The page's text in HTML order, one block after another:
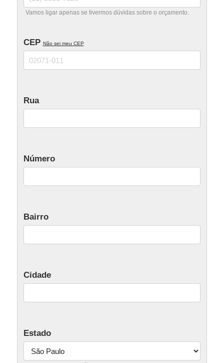
Portão Deslizante
Portão Eletrônico
Vamos ligar apenas se tivermos dúvidas sobre o orçamento.
CEP Não sei meu CEP
Rua
Número
Bairro
Cidade
Estado